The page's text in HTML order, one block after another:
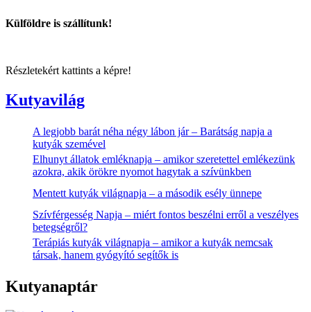
Külföldre is szállítunk!
Részletekért kattints a képre!
Kutyavilág
A legjobb barát néha négy lábon jár – Barátság napja a
kutyák szemével
Elhunyt állatok emléknapja – amikor szeretettel emlékezünk
azokra, akik örökre nyomot hagytak a szívünkben
Mentett kutyák világnapja – a második esély ünnepe
Szívférgesség Napja – miért fontos beszélni erről a veszélyes
betegségről?
Terápiás kutyák világnapja – amikor a kutyák nemcsak
társak, hanem gyógyító segítők is
Kutyanaptár